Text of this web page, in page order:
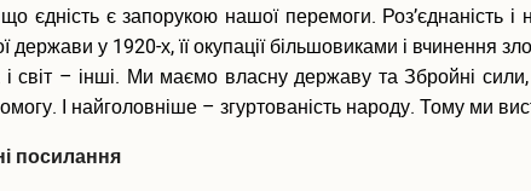
єдність є запорукою нашої перемоги. Роз’єднаність
держави у 1920-х, її окупації більшовиками і вчинення
світ – інші. Ми маємо власну державу та Збройні сили,
І найголовніше – згуртованість народу. Тому ми
посилання